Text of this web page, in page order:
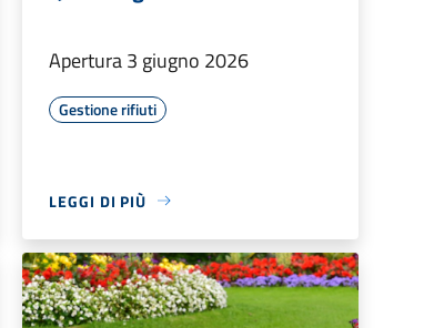
Apertura 3 giugno 2026
Gestione rifiuti
LEGGI DI PIÙ